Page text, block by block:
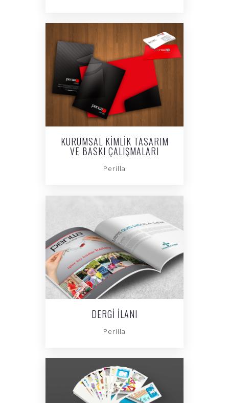
KURUMSAL KIMLIK TASARIM
VE BASKI ÇALIŞMALARI
Perilla
DERGI İLANI
Perilla